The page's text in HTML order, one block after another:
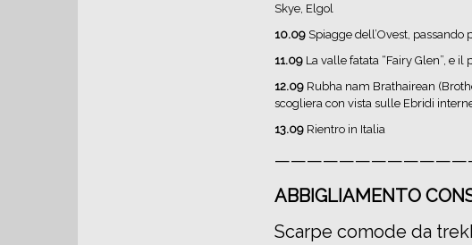
Skye, Elgol
10.09 Spiagge dell’Ovest,
11.09 La valle fatata “Fairy Glen”, e
12.09 Rubha nam Brathairean
scogliera con vista sulle Ebridi
13.09 Rientro in Italia
ABBIGLIAMENTO
Scarpe comode da